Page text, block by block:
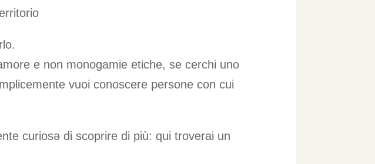
e non monogamie etiche, se cerchi uno
vuoi conoscere persone con cui
curiosə di scoprire di più: qui troverai un